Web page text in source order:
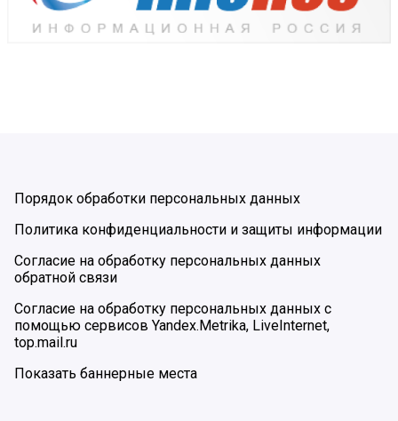
Порядок обработки персональных данных
Политика конфиденциальности и защиты информации
Согласие на обработку персональных данных
обратной связи
Согласие на обработку персональных данных с
помощью сервисов Yandex.Metrika, LiveInternet,
top.mail.ru
Показать баннерные места